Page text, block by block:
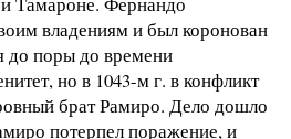
владениям и был коронован
до поры до времени
но в 1043-м г. в конфликт
брат Рамиро. Дело дошло
потерпел поражение, и